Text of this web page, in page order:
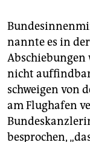
nannte es in
Abschiebungen
nicht
schweigen von
am Flughafen
besprochen,